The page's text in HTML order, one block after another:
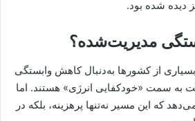
دیده شده بود.
مدیریت‌شده؟
از کشورها به‌دنبال کاهش وابستگی
به سمت «خودکفایی انرژی» هستند. اما
که این مسیر نه‌تنها پرهزینه، بلکه در